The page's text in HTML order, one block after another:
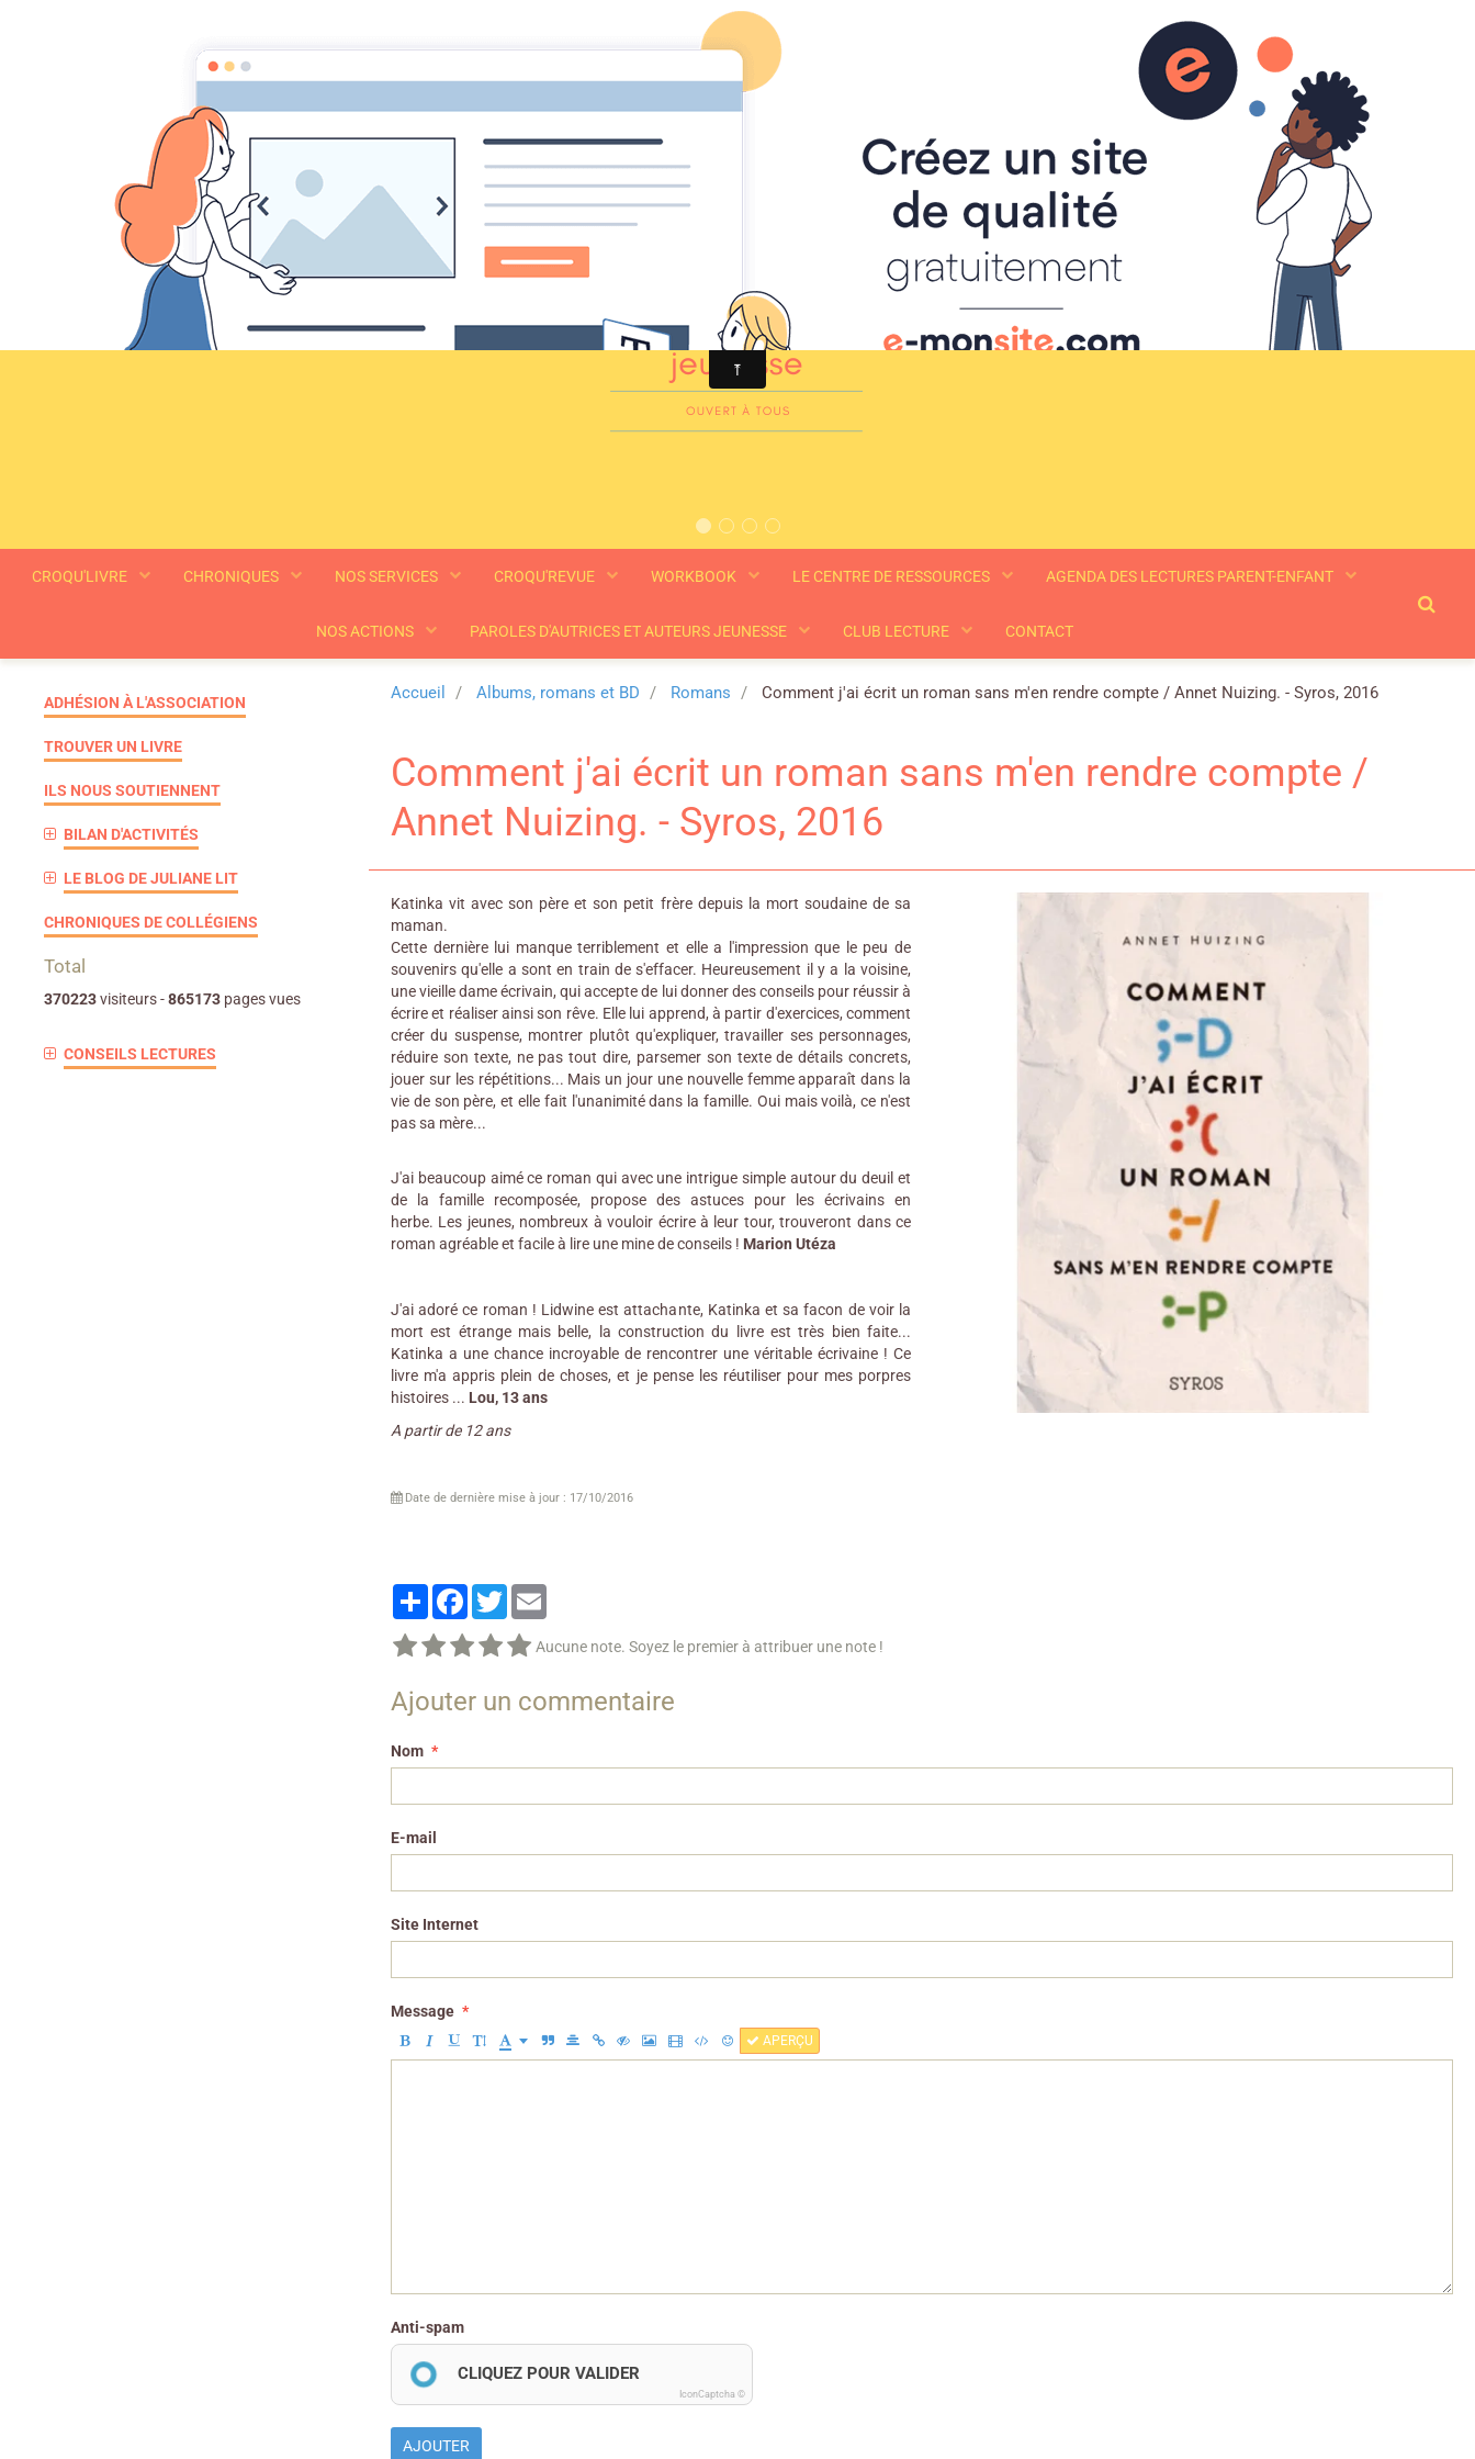
Croqu'livre
CROQU'LIVRE CHRONIQUES NOS SERVICES CROQU'REVUE WORKBOOK LE CENTRE DE RESSOURCES AGENDA DES LECTURES PARENT-ENFANT
NOS ACTIONS PAROLES D'AUTRICES ET AUTEURS JEUNESSE CLUB LECTURE CONTACT
Accueil Albums, romans et BD Romans Comment j'ai écrit un roman sans m'en rendre compte / Annet Nuizing. - Syros, 2016
Comment j'ai écrit un roman sans m'en rendre compte /
Annet Nuizing. - Syros, 2016
Katinka vit avec son père et son petit frère depuis la mort soudaine de sa
maman.
Cette dernière lui manque terriblement et elle a l'impression que le peu de
souvenirs qu'elle a sont en train de s'effacer. Heureusement il y a la voisine,
une vieille dame écrivain, qui accepte de lui donner des conseils pour réussir à
écrire et réaliser ainsi son rêve. Elle lui apprend, à partir d'exercices, comment
créer du suspense, montrer plutôt qu'expliquer, travailler ses personnages,
réduire son texte, ne pas tout dire, parsemer son texte de détails concrets,
jouer sur les répétitions... Mais un jour une nouvelle femme apparaît dans la
vie de son père, et elle fait l'unanimité dans la famille. Oui mais voilà, ce n'est
pas sa mère...
J'ai beaucoup aimé ce roman qui avec une intrigue simple autour du deuil et
de la famille recomposée, propose des astuces pour les écrivains en
herbe. Les jeunes, nombreux à vouloir écrire à leur tour, trouveront dans ce
roman agréable et facile à lire une mine de conseils ! Marion Utéza
J'ai adoré ce roman ! Lidwine est attachante, Katinka et sa facon de voir la
mort est étrange mais belle, la construction du livre est très bien faite...
Katinka a une chance incroyable de rencontrer une véritable écrivaine ! Ce
livre m'a appris plein de choses, et je pense les réutiliser pour mes porpres
histoires ... Lou, 13 ans
A partir de 12 ans
Date de dernière mise à jour : 17/10/2016
PartagerFacebook
Twitter
Aucune note. Soyez le premier à attribuer une note !
Ajouter un commentaire
Nom
E-mail
Site Internet
Message
APERÇU
Anti-spam
CLIQUEZ POUR VALIDER
IconCaptcha ©
AJOUTER
ADHÉSION À L'ASSOCIATION
TROUVER UN LIVRE
ILS NOUS SOUTIENNENT
BILAN D'ACTIVITÉS
LE BLOG DE JULIANE LIT
CHRONIQUES DE COLLÉGIENS
Total
370223visiteurs -865173 pages vues
CONSEILS LECTURES